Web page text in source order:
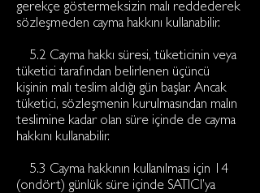
gerekçe göstermeksizin malı reddederek
sözleşmeden cayma hakkını kullanabilir.
5.2 Cayma hakkı süresi, tüketicinin veya
tüketici tarafından belirlenen üçüncü
kişinin malı teslim aldığı gün başlar. Ancak
tüketici, sözleşmenin kurulmasından malın
teslimine kadar olan süre içinde de cayma
hakkını kullanabilir.
5.3 Cayma hakkının kullanılması için 14
(ondört) günlük süre içinde SATICI’ya